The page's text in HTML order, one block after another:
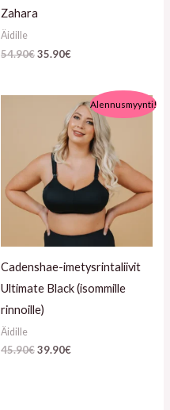
Zahara
Äidille
54.90€35.90€
Alennusmyynti!
Cadenshae-imetysrintaliivit
Ultimate Black (isommille
rinnoille)
Äidille
45.90€
Alkuperäinen
45.90€.
39.90€
Nykyinen
hinta
on:
39.90€.